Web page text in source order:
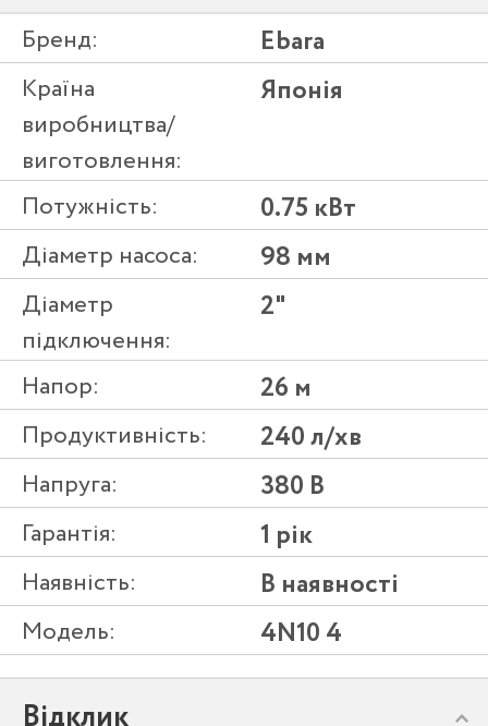
Бренд: Ebara
Країна
виробництва/
виготовлення:
Японія
Потужність: 0.75 кВт
Діаметр насоса: 98 мм
Діаметр
підключення:
2"
Напор: 26 м
Продуктивність: 240 л/хв
Напруга: 380 В
Гарантія: 1 рік
Наявність: В наявності
Модель: 4N10 4
Відклик